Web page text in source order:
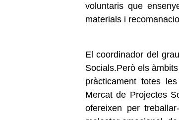
voluntaris que
materials i
El coordinador del
Socials.Però els
pràcticament totes
Mercat de Projectes
ofereixen per